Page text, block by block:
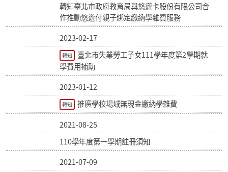
轉知臺北市政府教育局與悠遊卡股份有限公司合
作推動悠遊付親子綁定繳納學雜費服務
2023-02-17
轉知
臺北市失業勞工子女111學年度第2學期就
學費用補助
2023-01-12
轉知
推廣學校場域無現金繳納學雜費
2021-08-25
110學年度第一學期註冊須知
2021-07-09